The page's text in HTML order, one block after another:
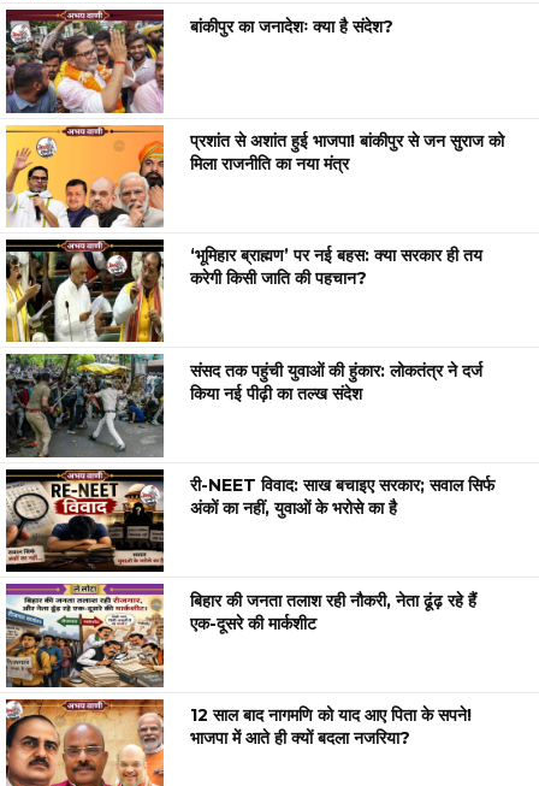
बांकीपुर का जनादेशः क्या है संदेश?
प्रशांत से अशांत हुई भाजपा! बांकीपुर से जन सुराज को
मिला राजनीति का नया मंत्र
‘भूमिहार ब्राह्मण’ पर नई बहस: क्या सरकार ही तय
करेगी किसी जाति की पहचान?
संसद तक पहुंची युवाओं की हुंकार: लोकतंत्र ने दर्ज
किया नई पीढ़ी का तल्ख संदेश
री-NEET विवाद: साख बचाइए सरकार; सवाल सिर्फ
अंकों का नहीं, युवाओं के भरोसे का है
बिहार की जनता तलाश रही नौकरी, नेता ढूंढ़ रहे हैं
एक-दूसरे की मार्कशीट
12 साल बाद नागमणि को याद आए पिता के सपने!
भाजपा में आते ही क्यों बदला नजरिया?